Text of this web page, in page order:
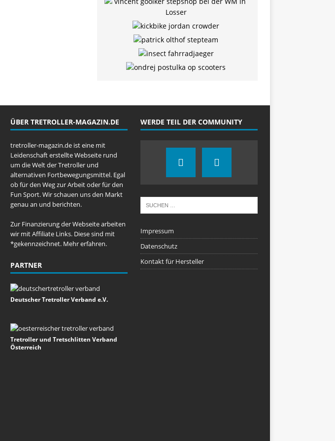
ÜBER TRETROLLER-MAGAZIN.DE
tretroller-magazin.de ist eine mit
Leidenschaft erstellte Webseite rund
um die Welt der Tretroller und
alternativen Fortbewegungsmittel. Egal
ob für den Weg zur Arbeit oder für den
Fun Sport. Wir schauen uns den Markt
genau an und berichten.
Zur Finanzierung der Webseite arbeiten
wir mit Affiliate Links. Diese sind mit
*gekennzeichnet. Mehr erfahren.
PARTNER
Deutscher Tretroller Verband e.V.
Tretroller und Tretschlitten Verband
Österreich
WERDE TEIL DER COMMUNITY
Impressum
Datenschutz
Kontakt für Hersteller